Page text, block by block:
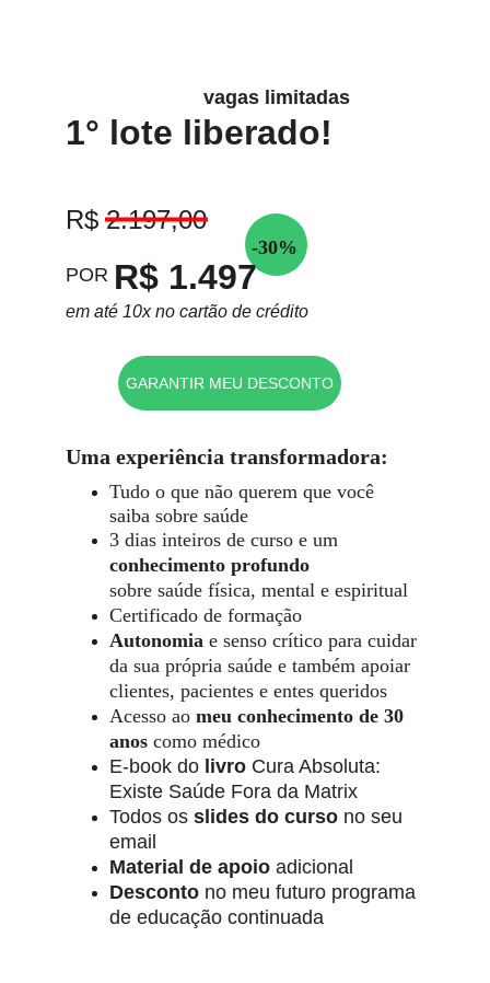
1° lote liberado!
GARANTIR MEU DESCONTO
-30%
R$ 2.197,00
POR R$ 1.497
em até 10x no cartão de crédito
vagas limitadas
Uma experiência transformadora:
Tudo o que não querem que você
saiba sobre saúde
3 dias inteiros de curso e um
conhecimento profundo
sobre saúde física, mental e espiritual
Certificado de formação
Autonomia e senso crítico para cuidar
da sua própria saúde e também apoiar
clientes, pacientes e entes queridos
Acesso ao meu conhecimento de 30
anos como médico
E-book do livro Cura Absoluta:
Existe Saúde Fora da Matrix
Todos os slides do curso no seu
email
Material de apoio adicional
Desconto no meu futuro programa
de educação continuada